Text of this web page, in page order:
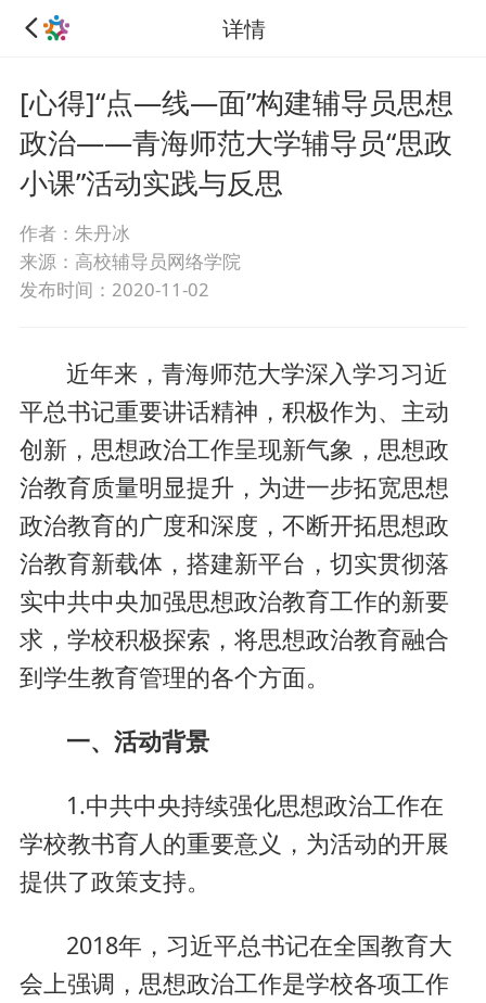
详情
[心得]“点—线—面”构建辅导员思想
政治——青海师范大学辅导员“思政
小课”活动实践与反思
作者：朱丹冰
来源：高校辅导员网络学院
发布时间：2020-11-02
近年来，青海师范大学深入学习习近
平总书记重要讲话精神，积极作为、主动
创新，思想政治工作呈现新气象，思想政
治教育质量明显提升，为进一步拓宽思想
政治教育的广度和深度，不断开拓思想政
治教育新载体，搭建新平台，切实贯彻落
实中共中央加强思想政治教育工作的新要
求，学校积极探索，将思想政治教育融合
到学生教育管理的各个方面。
一、活动背景
1.中共中央持续强化思想政治工作在
学校教书育人的重要意义，为活动的开展
提供了政策支持。
2018年，习近平总书记在全国教育大
会上强调，思想政治工作是学校各项工作